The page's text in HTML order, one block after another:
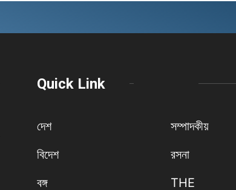
Quick Link
দেশ
বিদেশ
বঙ্গ
সম্পাদকীয়
রসনা
THE